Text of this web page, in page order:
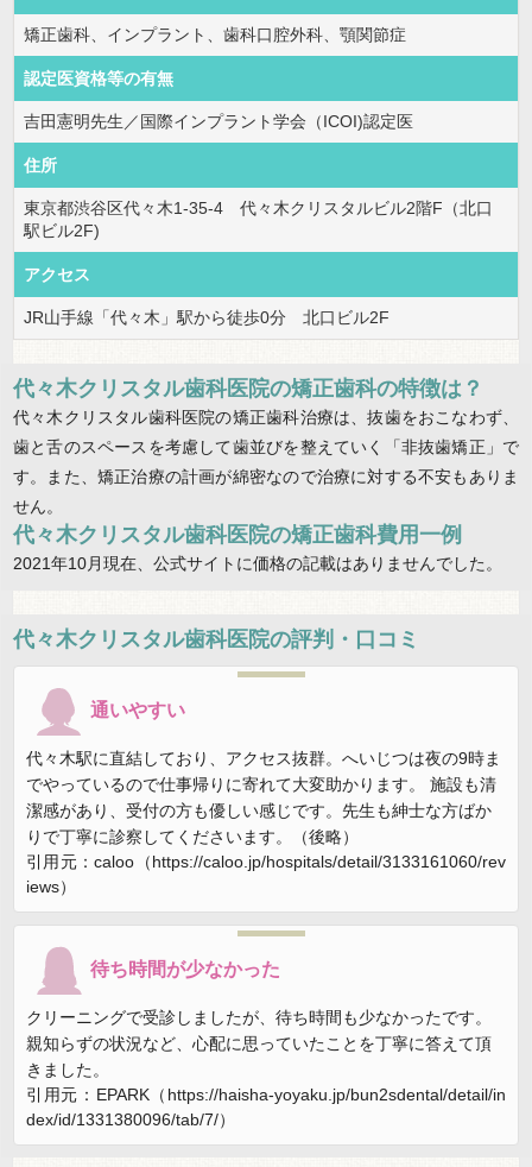
矯正歯科、インプラント、歯科口腔外科、顎関節症
認定医資格等の有無
吉田憲明先生／国際インプラント学会（ICOI)認定医
住所
東京都渋谷区代々木1-35-4 代々木クリスタルビル2階F（北口
駅ビル2F)
アクセス
JR山手線「代々木」駅から徒歩0分 北口ビル2F
代々木クリスタル歯科医院の矯正歯科の特徴は？
代々木クリスタル歯科医院の矯正歯科治療は、抜歯をおこなわず、
歯と舌のスペースを考慮して歯並びを整えていく「非抜歯矯正」で
す。また、矯正治療の計画が綿密なので治療に対する不安もありま
せん。
代々木クリスタル歯科医院の矯正歯科費用一例
2021年10月現在、公式サイトに価格の記載はありませんでした。
代々木クリスタル歯科医院の評判・口コミ
通いやすい
代々木駅に直結しており、アクセス抜群。へいじつは夜の9時ま
でやっているので仕事帰りに寄れて大変助かります。 施設も清
潔感があり、受付の方も優しい感じです。先生も紳士な方ばか
りで丁寧に診察してくださいます。（後略）
引用元：caloo（https://caloo.jp/hospitals/detail/3133161060/rev
iews）
待ち時間が少なかった
クリーニングで受診しましたが、待ち時間も少なかったです。
親知らずの状況など、心配に思っていたことを丁寧に答えて頂
きました。
引用元：EPARK（https://haisha-yoyaku.jp/bun2sdental/detail/in
dex/id/1331380096/tab/7/）